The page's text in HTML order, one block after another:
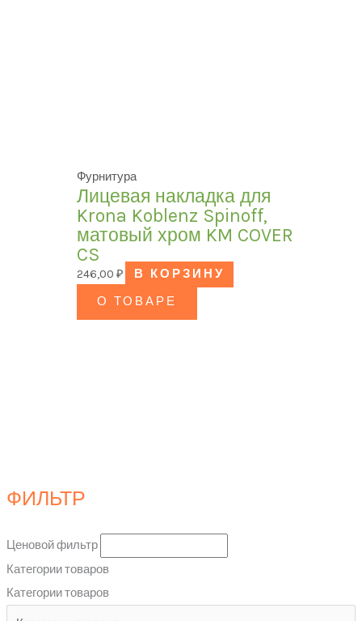
ФИЛЬТР
Ценовой фильтр
Категории товаров
Категории товаров
Фурнитура
Лицевая накладка для
Krona Koblenz Spinoff,
матовый хром KM COVER
CS
246,00₽
В КОРЗИНУ
О ТОВАРЕ